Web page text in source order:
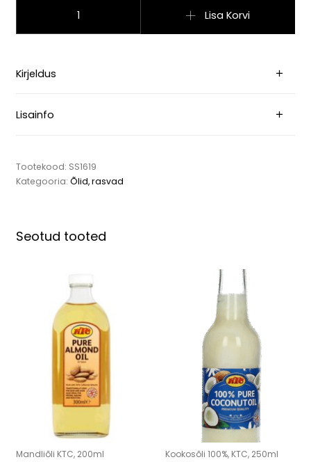
Lisa Korvi
Kirjeldus
Lisainfo
Tootekood: SS1619
Kategooria: Õlid, rasvad
Seotud tooted
Mandliõli KTC, 200ml
Kookosõli 100%, KTC, 250ml